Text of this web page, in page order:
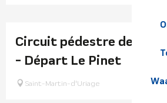
Circuit pédestre de
- Départ Le Pinet
Saint-Martin-d'Uriage